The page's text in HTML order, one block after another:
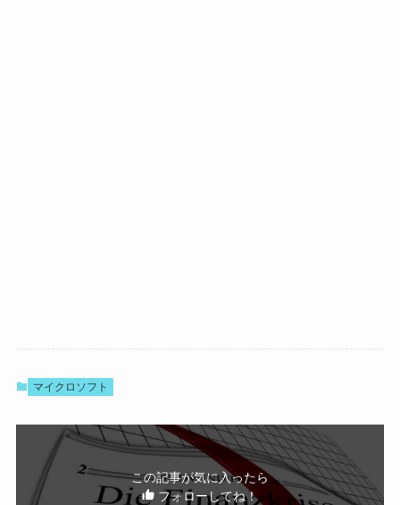
マイクロソフト
この記事が気に入ったら
フォローしてね！